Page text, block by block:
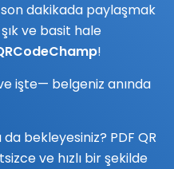
dakikada paylaşmak
ve basit hale
!
işte— belgeniz anında
bekleyesiniz? PDF QR
ve hızlı bir şekilde